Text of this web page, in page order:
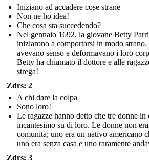
Iniziano ad accadere cose strane
Non ne ho idea!
Che cosa sta succedendo?
Nel gennaio 1692, la giovane Betty
iniziarono a comportarsi in modo
avevano senso e deformavano i loro
Betty ha chiamato il dottore e alle
strega!
Zdrs: 2
A chi dare la colpa
Sono loro!
Le ragazze hanno detto che tre donne
incantesimo su di loro. Le donne non
comunità; uno era un nativo americano
uno era senza casa e uno raramente
Zdrs: 3